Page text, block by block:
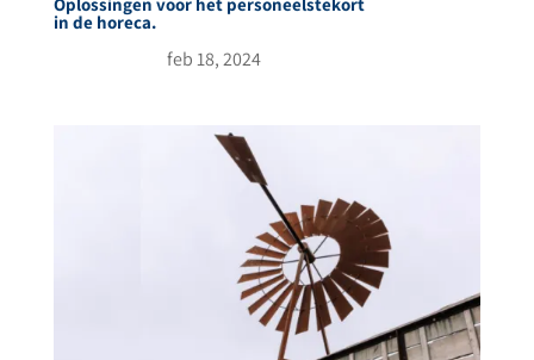
in de horeca.
feb 18, 2024